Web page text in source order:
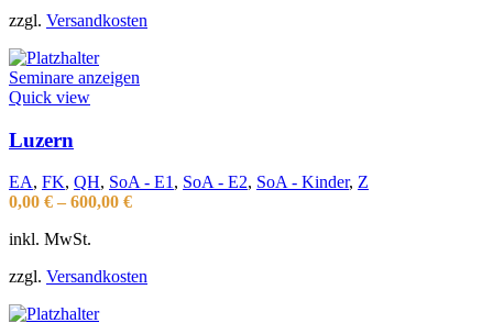
zzgl. Versandkosten
Seminare anzeigen
Quick view
Luzern
EA, FK, QH, SoA - E1 , SoA - E2, SoA - Kinder, Z
0,00 € – 600,00 €
inkl. MwSt.
zzgl. Versandkosten